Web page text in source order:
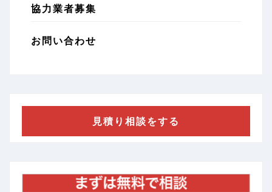
協力業者募集
お問い合わせ
見積り相談をする